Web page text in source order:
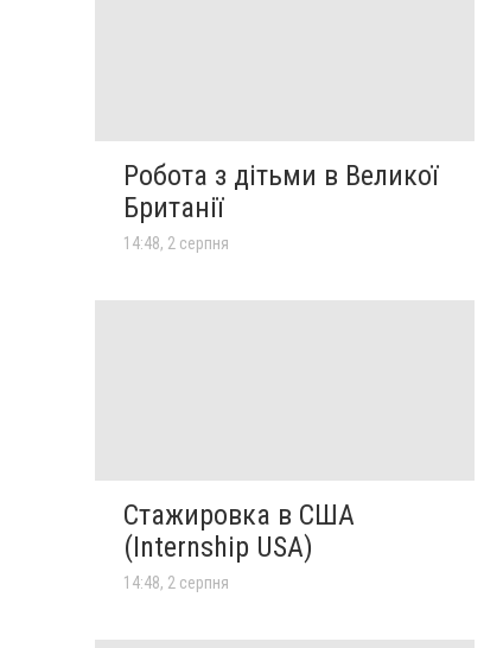
Робота з дітьми в Великої
Британії
14:48, 2 серпня
Стажировка в США
(Internship USA)
14:48, 2 серпня